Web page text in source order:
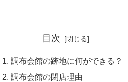
目次
調布会館の跡地に何ができる？
調布会館の閉店理由